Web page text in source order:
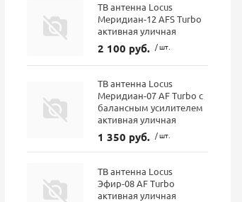
ТВ антенна Locus
Меридиан-12 AFS Turbo
активная уличная
2 100 руб. / шт.
ТВ антенна Locus
Меридиан-07 AF Turbo с
балансным усилителем
активная уличная
1 350 руб. / шт.
ТВ антенна Locus
Эфир-08 AF Turbo
активная уличная